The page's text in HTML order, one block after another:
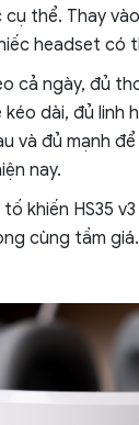
cụ thể. Thay
headset có
cả ngày, đủ
kéo dài, đủ linh
và đủ mạnh
nay.
khiến HS35
cùng tầm giá.